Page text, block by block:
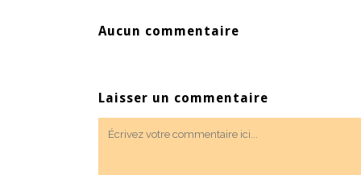
Aucun commentaire
Laisser un commentaire